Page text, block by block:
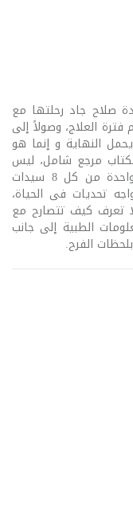
صلاح جاد رحلتها مع
العلاج، وصولاً إلى
النهاية و إنما هو
مرجع شامل، ليس
فقط لكل امراءة مصابة بسرطان الثدي -واحدة من كل 8 سيدات
تحديات فى الحياة،
تعرف كيف تتصارح مع
الطبية إلى جانب
الفرح.